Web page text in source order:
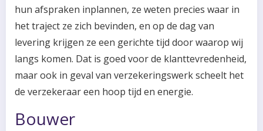
hun afspraken inplannen, ze weten precies waar in
het traject ze zich bevinden, en op de dag van
levering krijgen ze een gerichte tijd door waarop wij
langs komen. Dat is goed voor de klanttevredenheid,
maar ook in geval van verzekeringswerk scheelt het
de verzekeraar een hoop tijd en energie.
Bouwer